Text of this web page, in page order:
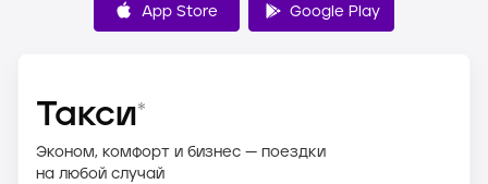
App Store Google Play
Такси*
Эконом, комфорт и бизнес — поездки
на любой случай